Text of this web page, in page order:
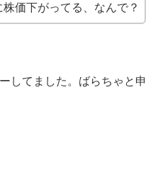
価下がってる、なんで？
してました。ばらちゃと申